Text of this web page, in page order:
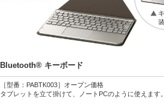
Bluetooth® キーボード
［型番：PABTK003］オープン価格
タブレットを立て掛けて、ノートPCのように使えます。